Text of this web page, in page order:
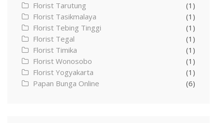
Florist Tarutung
(1)
Florist Tasikmalaya
(1)
Florist Tebing Tinggi
(1)
Florist Tegal
(1)
Florist Timika
(1)
Florist Wonosobo
(1)
Florist Yogyakarta
(1)
Papan Bunga Online
(6)